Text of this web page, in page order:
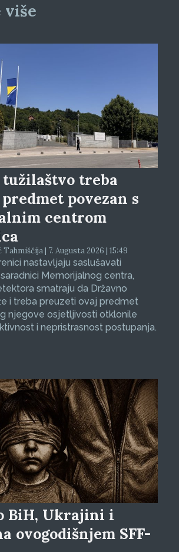
više
treba
povezan s
centrom
| 7. Augusta 2026 | 15:49
nastavljaju saslušavati
Memorijalnog centra,
smatraju da Državno
i treba preuzeti ovaj predmet
njegove osjetljivosti otklonile
i nepristrasnost postupanja.
BiH, Ukrajini i
ovogodišnjem SFF-